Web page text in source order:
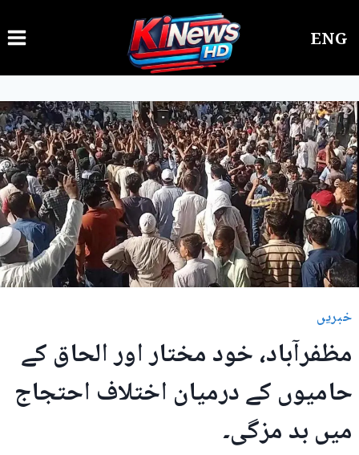
to
content
ENG
خبریں
مظفرآباد، خود مختار اور الحاق کے
حامیوں کے درمیان اختلاف احتجاج
میں بد مزگی۔